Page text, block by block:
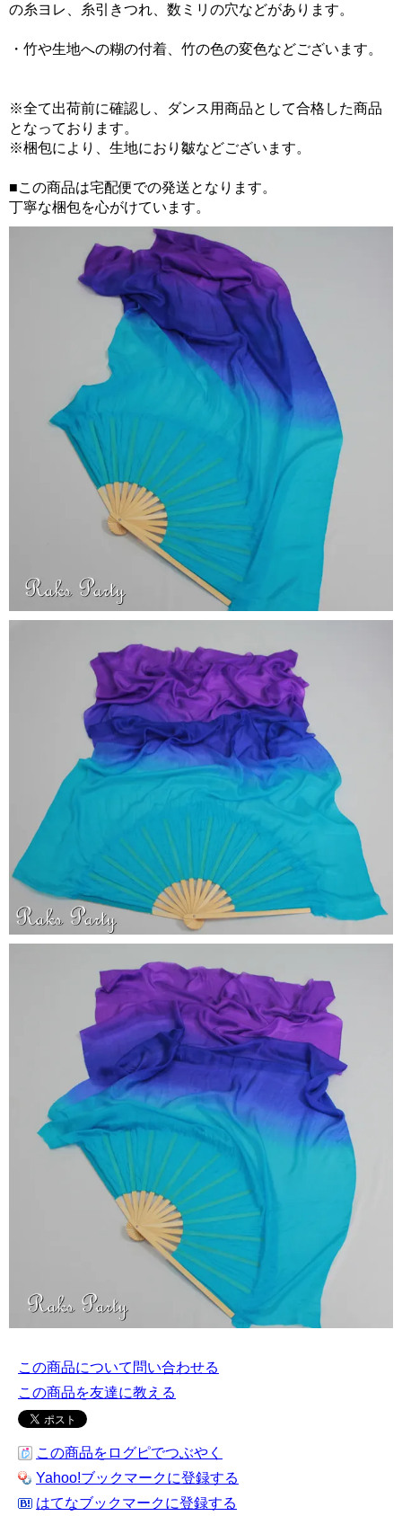
の糸ヨレ、糸引きつれ、数ミリの穴などがあります。
・竹や生地への糊の付着、竹の色の変色などございます。
※全て出荷前に確認し、ダンス用商品として合格した商品
となっております。
※梱包により、生地におり皺などございます。
■この商品は宅配便での発送となります。
丁寧な梱包を心がけています。
この商品について問い合わせる
この商品を友達に教える
この商品をログピでつぶやく
Yahoo!ブックマークに登録する
はてなブックマークに登録する